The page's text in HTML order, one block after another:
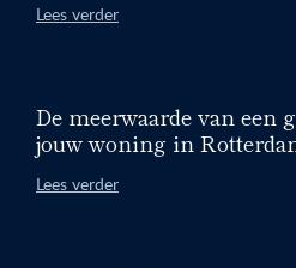
Lees verder
De meerwaarde van een
jouw woning in
Lees verder